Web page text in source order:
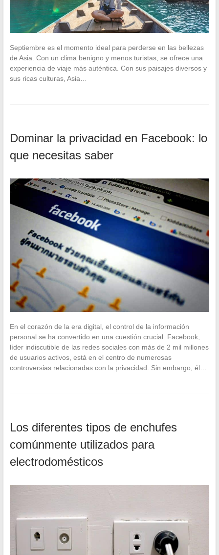
Septiembre es el momento ideal para perderse en las bellezas
de Asia. Con un clima benigno y menos turistas, se ofrece una
experiencia de viaje más auténtica. Con sus paisajes diversos y
sus ricas culturas, Asia…
Dominar la privacidad en Facebook: lo
que necesitas saber
En el corazón de la era digital, el control de la información
personal se ha convertido en una cuestión crucial. Facebook,
líder indiscutible de las redes sociales con más de 2 mil millones
de usuarios activos, está en el centro de numerosas
controversias relacionadas con la privacidad. Sin embargo, él…
Los diferentes tipos de enchufes
comúnmente utilizados para
electrodomésticos